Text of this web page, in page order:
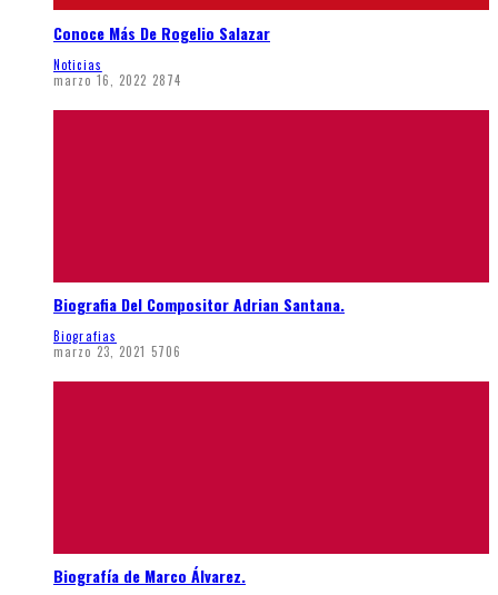
Conoce Más De Rogelio Salazar
Noticias
marzo 16, 2022 2874
Biografia Del Compositor Adrian Santana.
Biografias
marzo 23, 2021 5706
Biografía de Marco Álvarez.